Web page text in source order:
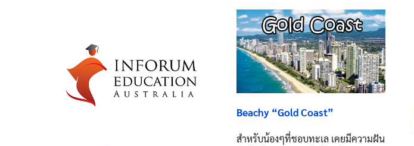
Beachy “Gold Coast”
สำหรับน้องๆที่ชอบทะเล เคยมีความฝัน